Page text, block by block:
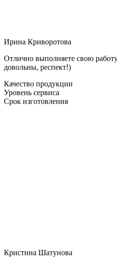
Ирина Криворотова
Отлично выполняете свою
довольны, респект!)
Качество продукции
Уровень сервиса
Срок изготовления
Кристина Шатунова